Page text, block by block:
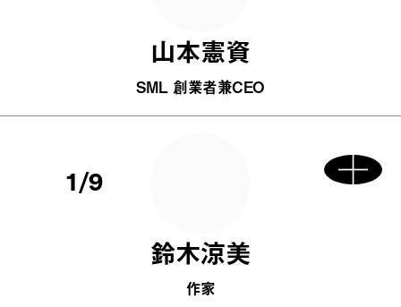
山本憲資
SML 創業者兼CEO
1/9
鈴木涼美
作家